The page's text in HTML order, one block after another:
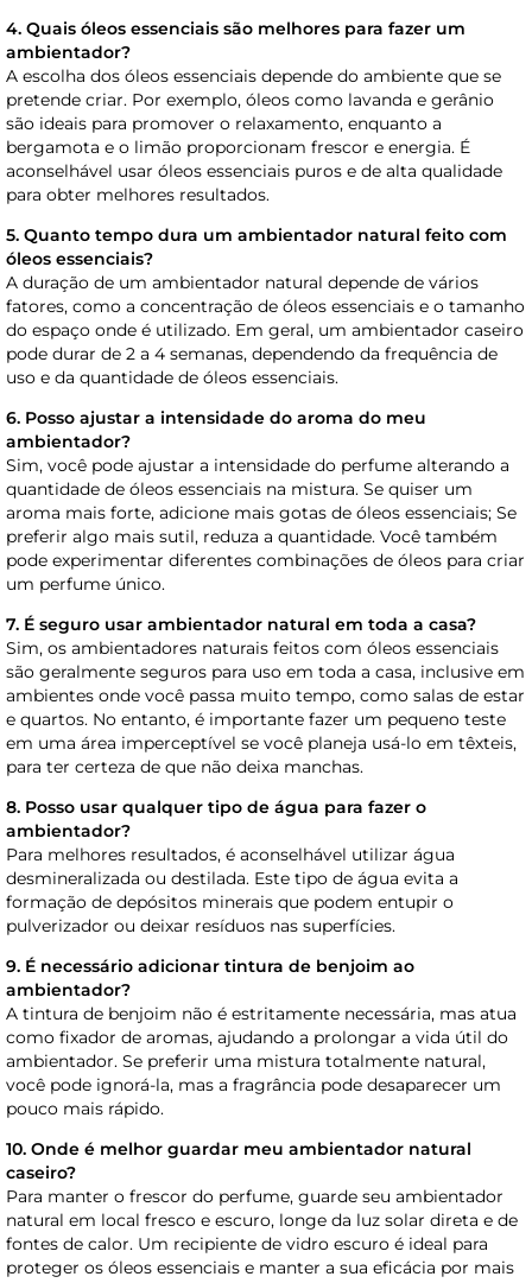
4. Quais óleos essenciais são melhores para fazer um
ambientador?
A escolha dos óleos essenciais depende do ambiente que se
pretende criar. Por exemplo, óleos como lavanda e gerânio
são ideais para promover o relaxamento, enquanto a
bergamota e o limão proporcionam frescor e energia. É
aconselhável usar óleos essenciais puros e de alta qualidade
para obter melhores resultados.
5. Quanto tempo dura um ambientador natural feito com
óleos essenciais?
A duração de um ambientador natural depende de vários
fatores, como a concentração de óleos essenciais e o tamanho
do espaço onde é utilizado. Em geral, um ambientador caseiro
pode durar de 2 a 4 semanas, dependendo da frequência de
uso e da quantidade de óleos essenciais.
6. Posso ajustar a intensidade do aroma do meu
ambientador?
Sim, você pode ajustar a intensidade do perfume alterando a
quantidade de óleos essenciais na mistura. Se quiser um
aroma mais forte, adicione mais gotas de óleos essenciais; Se
preferir algo mais sutil, reduza a quantidade. Você também
pode experimentar diferentes combinações de óleos para criar
um perfume único.
7. É seguro usar ambientador natural em toda a casa?
Sim, os ambientadores naturais feitos com óleos essenciais
são geralmente seguros para uso em toda a casa, inclusive em
ambientes onde você passa muito tempo, como salas de estar
e quartos. No entanto, é importante fazer um pequeno teste
em uma área imperceptível se você planeja usá-lo em têxteis,
para ter certeza de que não deixa manchas.
8. Posso usar qualquer tipo de água para fazer o
ambientador?
Para melhores resultados, é aconselhável utilizar água
desmineralizada ou destilada. Este tipo de água evita a
formação de depósitos minerais que podem entupir o
pulverizador ou deixar resíduos nas superfícies.
9. É necessário adicionar tintura de benjoim ao
ambientador?
A tintura de benjoim não é estritamente necessária, mas atua
como fixador de aromas, ajudando a prolongar a vida útil do
ambientador. Se preferir uma mistura totalmente natural,
você pode ignorá-la, mas a fragrância pode desaparecer um
pouco mais rápido.
10. Onde é melhor guardar meu ambientador natural
caseiro?
Para manter o frescor do perfume, guarde seu ambientador
natural em local fresco e escuro, longe da luz solar direta e de
fontes de calor. Um recipiente de vidro escuro é ideal para
proteger os óleos essenciais e manter a sua eficácia por mais